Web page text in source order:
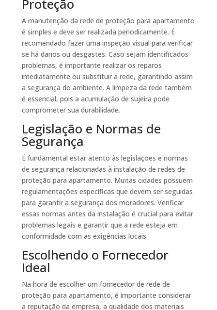
Proteção
A manutenção da rede de proteção para apartamento
é simples e deve ser realizada periodicamente. É
recomendado fazer uma inspeção visual para verificar
se há danos ou desgastes. Caso sejam identificados
problemas, é importante realizar os reparos
imediatamente ou substituir a rede, garantindo assim
a segurança do ambiente. A limpeza da rede também
é essencial, pois a acumulação de sujeira pode
comprometer sua durabilidade.
Legislação e Normas de
Segurança
É fundamental estar atento às legislações e normas
de segurança relacionadas à instalação de redes de
proteção para apartamento. Muitas cidades possuem
regulamentações específicas que devem ser seguidas
para garantir a segurança dos moradores. Verificar
essas normas antes da instalação é crucial para evitar
problemas legais e garantir que a rede esteja em
conformidade com as exigências locais.
Escolhendo o Fornecedor
Ideal
Na hora de escolher um fornecedor de rede de
proteção para apartamento, é importante considerar
a reputação da empresa, a qualidade dos materiais